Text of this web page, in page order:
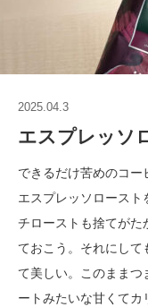
2025.04.3
エスプレッソ
できるだけ苦めのコー
エスプレッソロースト
チローストも捨てがた
ておこう。それにし
て美しい。このままつ
ートみたいな甘くてカ